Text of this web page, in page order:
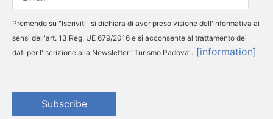
Premendo su "Iscriviti" si dichiara di aver preso visione dell'informativa ai
sensi dell'art. 13 Reg. UE 679/2016 e si acconsente al trattamento dei
dati per l'iscrizione alla Newsletter "Turismo Padova". [information]
Subscribe